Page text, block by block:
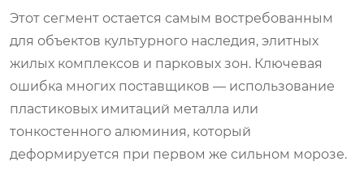
Этот сегмент остается самым востребованным
для объектов культурного наследия, элитных
жилых комплексов и парковых зон. Ключевая
ошибка многих поставщиков — использование
пластиковых имитаций металла или
тонкостенного алюминия, который
деформируется при первом же сильном морозе.